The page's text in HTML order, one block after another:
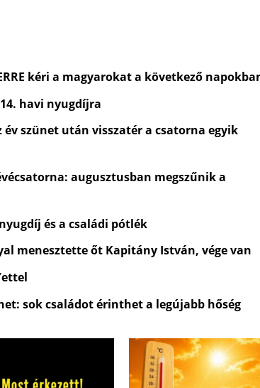
kéri a magyarokat a következő
havi nyugdíjra
év szünet után visszatér a csatorna egyik
augusztusban megszűnik a
és a családi pótlék
menesztette őt Kapitány István, vége van
sok családot érinthet a legújabb hőség